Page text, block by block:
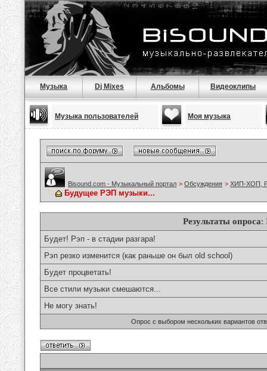
Музыка Dj Mixes Альбомы Видеоклипы
Музыка пользователей Моя музыка
Bisound.com - Музыкальный портал > Обсуждения > ХИП-ХОП,
Будущее РЭП музыки...
Результаты опроса:
Будет! Рэп - в стадии разгара!
Рэп резко изменится (как раньше он был old school)
Будет процветать!
Все стили музыки смешаются...
Не могу знать!
Опрос с выбором нескольких вариантов